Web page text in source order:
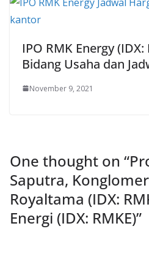
IPO RMK Energy
Bidang Usaha dan
November 9, 2021
One thought on “
Saputra,
Royaltama (IDX:
Energi (IDX: RMKE)”